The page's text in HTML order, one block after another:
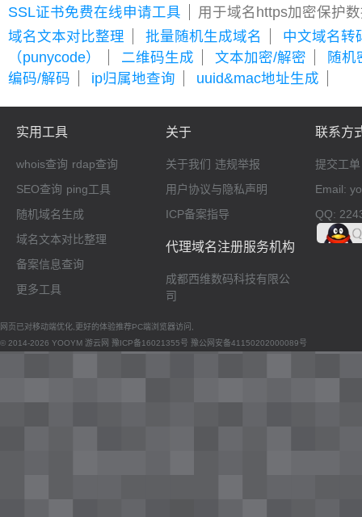
SSL证书免费在线申请工具
用于域名https加密保护
域名文本对比整理
批量随机生成域名
中文域名转
（punycode）
二维码生成 文本加密/解密
随机
编码/解码
ip归属地查询 uuid&mac地址生成
实用工具
whois查询 rdap查询
SEO查询 ping工具
随机域名生成
域名文本对比整理
备案信息查询
更多工具
关于
关于我们 违规举报
用户协议与隐私声明
ICP备案指导
代理域名注册服务机构
成都西维数码科技有限公
司
联系方
提交工单
Email:
QQ:
网页已对移动端优化,更好的体验推荐PC端浏览器访问,
© 2014-2026 YOOYM 游云网 豫ICP备16021355号 豫公网安备41150202000089号